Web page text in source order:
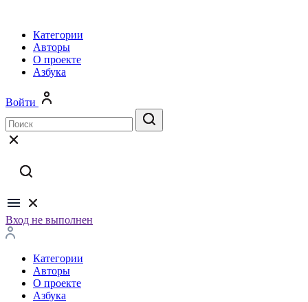
Категории
Авторы
О проекте
Азбука
Войти
Вход не выполнен
Категории
Авторы
О проекте
Азбука